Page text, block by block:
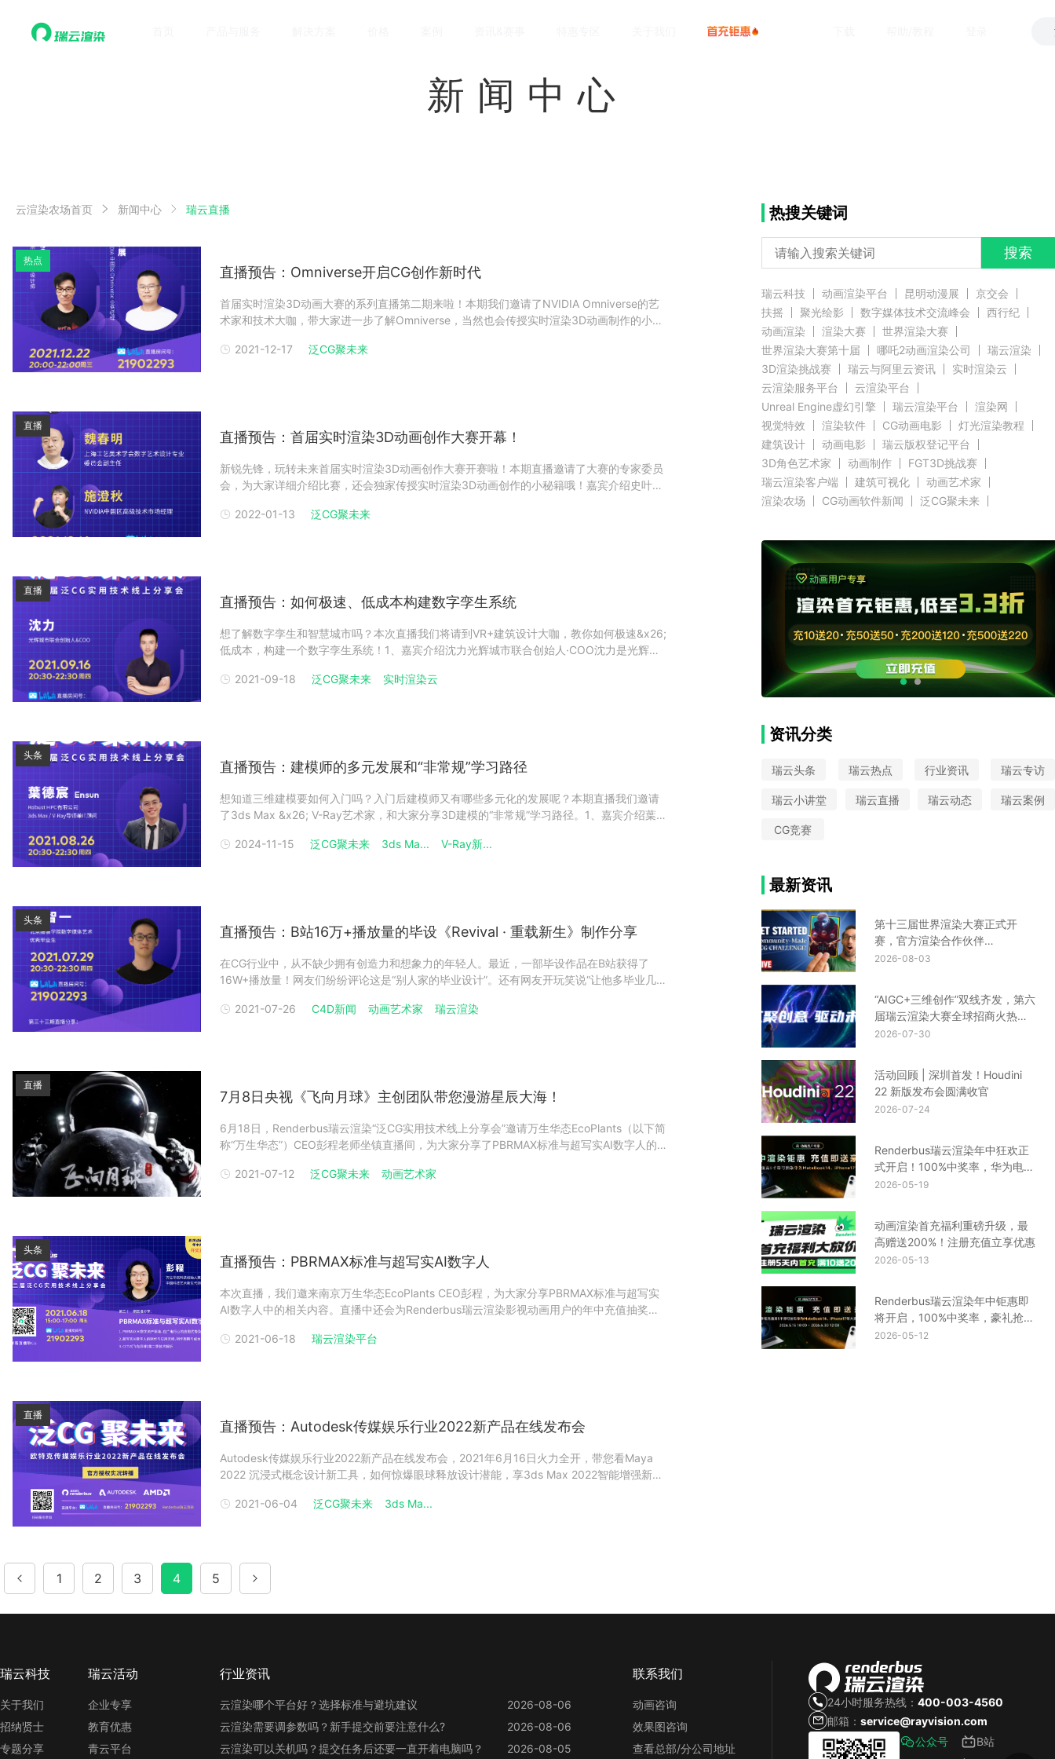
新闻中心
云渲染农场首页 新闻中心 瑞云直播
直播预告：Omniverse开启CG创作新时代
首届实时渲染3D动画大赛的系列直播第二期来啦！本期我们邀请了NVIDIA Omniverse的艺
术家和技术大咖，带大家进一步了解Omniverse，当然也会传授实时渲染3D动画制作的小技
迎有创意有想法的你参与其中，尽情施展才华，一展风采。点击这里报名参赛，
2021-12-17 泛CG聚未来
热点
直播预告：首届实时渲染3D动画创作大赛开幕！
新锐先锋，玩转未来首届实时渲染3D动画创作大赛开赛啦！本期直播邀请了大赛的专家委员
会，为大家详细介绍比赛，还会独家传授实时渲染3D动画创作的小秘籍哦！嘉宾介绍史叶上
作品大赛评委、视觉研发、CG导演、PM等工作，曾参与北京奥运开幕式、上海世博会开幕
2022-01-13 泛CG聚未来
直播
直播预告：如何极速、低成本构建数字孪生系统
想了解数字孪生和智慧城市吗？本次直播我们将请到VR+建筑设计大咖，教你如何极速&x26;
低成本，构建一个数字孪生系统！1、嘉宾介绍沈力光辉城市联合创始人·COO沈力是光辉城
数字孪生技术提供商。其自主研发的数字孪生创作工具 Mars 2017年上线以来拥有12
2021-09-18 泛CG聚未来 实时渲染云
直播
直播预告：建模师的多元发展和“非常规”学习路径
想知道三维建模要如何入门吗？入门后建模师又有哪些多元化的发展呢？本期直播我们邀请
了3ds Max &x26; V-Ray艺术家，和大家分享3D建模的“非常规”学习路径。1、嘉宾介绍葉德
HPC有限公司的3ds Max /
2024-11-15 泛CG聚未来 3ds Ma... V-Ray新...
头条
直播预告：B站16万+播放量的毕设《Revival · 重载新生》制作分享
在CG行业中，从不缺少拥有创造力和想象力的年轻人。最近，一部毕设作品在B站获得了
16W+播放量！网友们纷纷评论这是“别人家的毕业设计”。还有网友开玩笑说“让他多毕业几
晚八点半，毕设作者李智一同学将做客直播间！和大家分享创作经验和幕后故事。1、嘉宾介
2021-07-26 C4D新闻 动画艺术家 瑞云渲染
头条
7月8日央视《飞向月球》主创团队带您漫游星辰大海！
6月18日，Renderbus瑞云渲染“泛CG实用技术线上分享会”邀请万生华态EcoPlants（以下简
称“万生华态”）CEO彭程老师坐镇直播间，为大家分享了PBRMAX标准与超写实AI数字人的
中全球首位 "数字航天员"在《飞向月球Ⅱ》中成功登陆月球。彭程老
2021-07-12 泛CG聚未来 动画艺术家
直播
直播预告：PBRMAX标准与超写实AI数字人
本次直播，我们邀来南京万生华态EcoPlants CEO彭程，为大家分享PBRMAX标准与超写实
AI数字人中的相关内容。直播中还会为Renderbus瑞云渲染影视动画用户的年中充值抽奖活
和华为手表GT2等多重豪礼将花落谁家
2021-06-18 瑞云渲染平台
头条
直播预告：Autodesk传媒娱乐行业2022新产品在线发布会
Autodesk传媒娱乐行业2022新产品在线发布会，2021年6月16日火力全开，带您看Maya
2022 沉浸式概念设计新工具，如何惊爆眼球释放设计潜能，享3ds Max 2022智能增强新功
率的影响因素也将为您倾力在线讲解。泛CG作为本次新品发布会的官方
2021-06-04 泛CG聚未来 3ds Ma...
直播
1 2 3 4 5
热搜关键词
搜索
瑞云科技 动画渲染平台 昆明动漫展
京交会
扶摇
聚光绘影 数字媒体技术交流峰会
西行纪
动画渲染
渲染大赛
世界渲染大赛
世界渲染大赛第十届
哪吒2动画渲染公司
瑞云渲染
3D渲染挑战赛
瑞云与阿里云资讯
实时渲染云
云渲染服务平台
云渲染平台
Unreal Engine虚幻引擎
瑞云渲染平台
渲染网
视觉特效
渲染软件 CG动画电影
灯光渲染教程
建筑设计
动画电影
瑞云版权登记平台
3D角色艺术家
动画制作
FGT3D挑战赛
瑞云渲染客户端
建筑可视化
动画艺术家
渲染农场
CG动画软件新闻
泛CG聚未来
RenderMan新闻
渲染客户端快讯
C4D新闻
Autodesk新闻
好莱坞影视云渲染
奥斯卡渲染资讯
Renderbus新闻
CG渲染新闻
Blender新闻
GPU渲染 CPU渲染
Redshift新闻
3ds Max新闻
瑞云科技 瑞云大事件
原力动画
CG英雄会
三维渲染 效果图设计大赛
效果图大赛
瑞云 ZBrush新闻
Cinema 4D资讯
V-Ray新闻
渲染插件 Maya新闻
教育优惠
赤道
北京电影学院 全局照明
无偏差渲染
Python
CIS设计
金鸡百花奖
资讯分类
瑞云头条 瑞云热点 行业资讯 瑞云专访
瑞云小讲堂 瑞云直播 瑞云动态 瑞云案例
CG竞赛
最新资讯
第十三届世界渲染大赛正式开
赛，官方渲染合作伙伴
Renderbus瑞云渲染助您渲力全
2026-08-03
“AIGC+三维创作”双线齐发，第六
届瑞云渲染大赛全球招商火热进
行中！
2026-07-30
活动回顾 | 深圳首发！Houdini
22 新版发布会圆满收官
2026-07-24
Renderbus瑞云渲染年中狂欢正
式开启！100%中奖率，华为电
脑、iPhone17等你来拿
2026-05-19
动画渲染首充福利重磅升级，最
高赠送200%！注册充值立享优惠
2026-05-13
Renderbus瑞云渲染年中钜惠即
将开启，100%中奖率，豪礼抢先
看！
2026-05-12
瑞云科技
关于我们
招纳贤士
专题分享
瑞云活动
企业专享
教育优惠
青云平台
行业资讯
云渲染哪个平台好？选择标准与避坑建议
2026-08-06
云渲染需要调参数吗？新手提交前要注意什么?
2026-08-06
云渲染可以关机吗？提交任务后还要一直开着电脑吗？
2026-08-05
联系我们
动画咨询
效果图咨询
查看总部/分公司地址
24小时服务热线：400-003-4560
邮箱：service@rayvision.com
公众号
B站